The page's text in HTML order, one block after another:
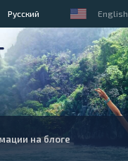
Русский English